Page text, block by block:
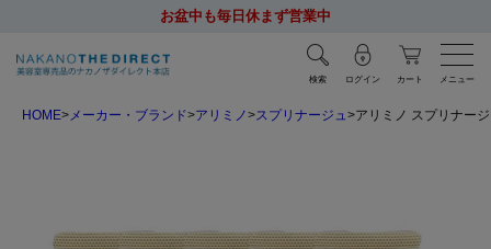
お盆中も毎日休まず営業中
検索 ログイン カート メニュー
HOME メーカー・ブランド アリミノ スプリナージュ アリミノ スプリナー